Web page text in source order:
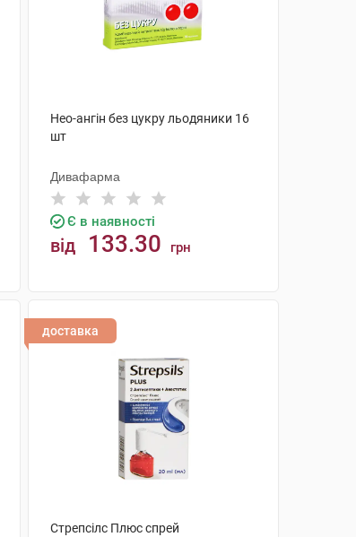
Нео-ангін без цукру льодяники 16
шт
Дивафарма
Є в наявності
від 133.30 грн
доставка
Стрепсілс Плюс спрей